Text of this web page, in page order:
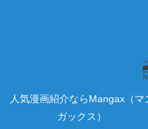
人気漫画紹介ならMangax（マ
ガックス）